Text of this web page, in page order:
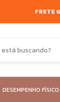
FRETE
DESEMPENHO FÍSICO